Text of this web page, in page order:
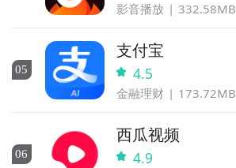
影音播放 332.58MB
05
支付宝
4.5
金融理财 173.72MB
06
西瓜视频
4.9